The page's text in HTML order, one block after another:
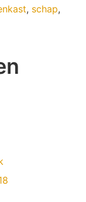
, schap,